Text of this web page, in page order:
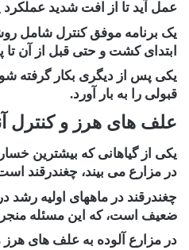
عمل آید تا از افت شدید
یک برنامه موفق کنترل شامل
ابتدای کشت و حتی قبل از آن
یکی پس از دیگری بکار گرفته
قبولی را به بار آورد.
علف های هرز و کنترل
یکی از گیاهانی که بیشترین
در مزارع می بیند، چغندرقند
چغندرقند در ماههای اولیه رشد
ضعیف است، که این مسئله
در مزارع آلوده به علف های